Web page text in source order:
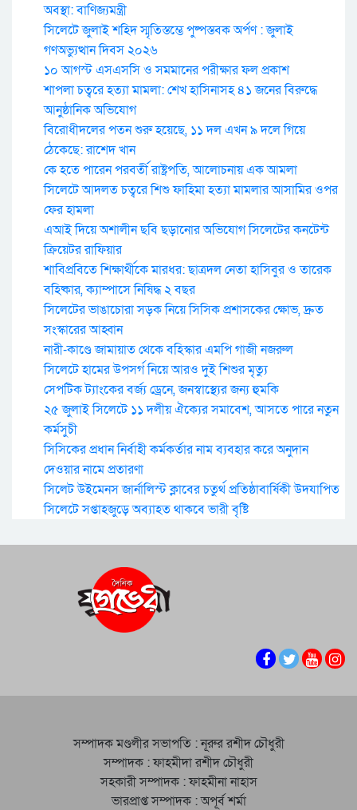
অবস্থা: বাণিজ্যমন্ত্রী
সিলেটে জুলাই শহিদ স্মৃতিস্তম্ভে পুষ্পস্তবক অর্পণ : জুলাই
গণঅভ্যুত্থান দিবস ২০২৬
১০ আগস্ট এসএসসি ও সমমানের পরীক্ষার ফল প্রকাশ
শাপলা চত্বরে হত্যা মামলা: শেখ হাসিনাসহ ৪১ জনের বিরুদ্ধে
আনুষ্ঠানিক অভিযোগ
বিরোধীদলের পতন শুরু হয়েছে, ১১ দল এখন ৯ দলে গিয়ে
ঠেকেছে: রাশেদ খান
কে হতে পারেন পরবর্তী রাষ্ট্রপতি, আলোচনায় এক আমলা
সিলেটে আদলত চত্বরে শিশু ফাহিমা হত্যা মামলার আসামির ওপর
ফের হামলা
এআই দিয়ে অশালীন ছবি ছড়ানোর অভিযোগ সিলেটের কনটেন্ট
ক্রিয়েটর রাফিয়ার
শাবিপ্রবিতে শিক্ষার্থীকে মারধর: ছাত্রদল নেতা হাসিবুর ও তারেক
বহিষ্কার, ক্যাম্পাসে নিষিদ্ধ ২ বছর
সিলেটের ভাঙাচোরা সড়ক নিয়ে সিসিক প্রশাসকের ক্ষোভ, দ্রুত
সংস্কারের আহ্বান
নারী-কাণ্ডে জামায়াত থেকে বহিস্কার এমপি গাজী নজরুল
সিলেটে হামের উপসর্গ নিয়ে আরও দুই শিশুর মৃত্যু
সেপটিক ট্যাংকের বর্জ্য ড্রেনে, জনস্বাস্থ্যের জন্য হুমকি
২৫ জুলাই সিলেটে ১১ দলীয় ঐক্যের সমাবেশ, আসতে পারে নতুন
কর্মসুচী
সিসিকের প্রধান নির্বাহী কর্মকর্তার নাম ব্যবহার করে অনুদান
দেওয়ার নামে প্রতারণা
সিলেট উইমেনস জার্নালিস্ট ক্লাবের চতুর্থ প্রতিষ্ঠাবার্ষিকী উদযাপিত
সিলেটে সপ্তাহজুড়ে অব্যাহত থাকবে ভারী বৃষ্টি
সম্পাদক মণ্ডলীর সভাপতি : নূরুর রশীদ চৌধুরী
সম্পাদক : ফাহমীদা রশীদ চৌধুরী
সহকারী সম্পাদক : ফাহমীনা নাহাস
ভারপ্রাপ্ত সম্পাদক : অপূর্ব শর্মা